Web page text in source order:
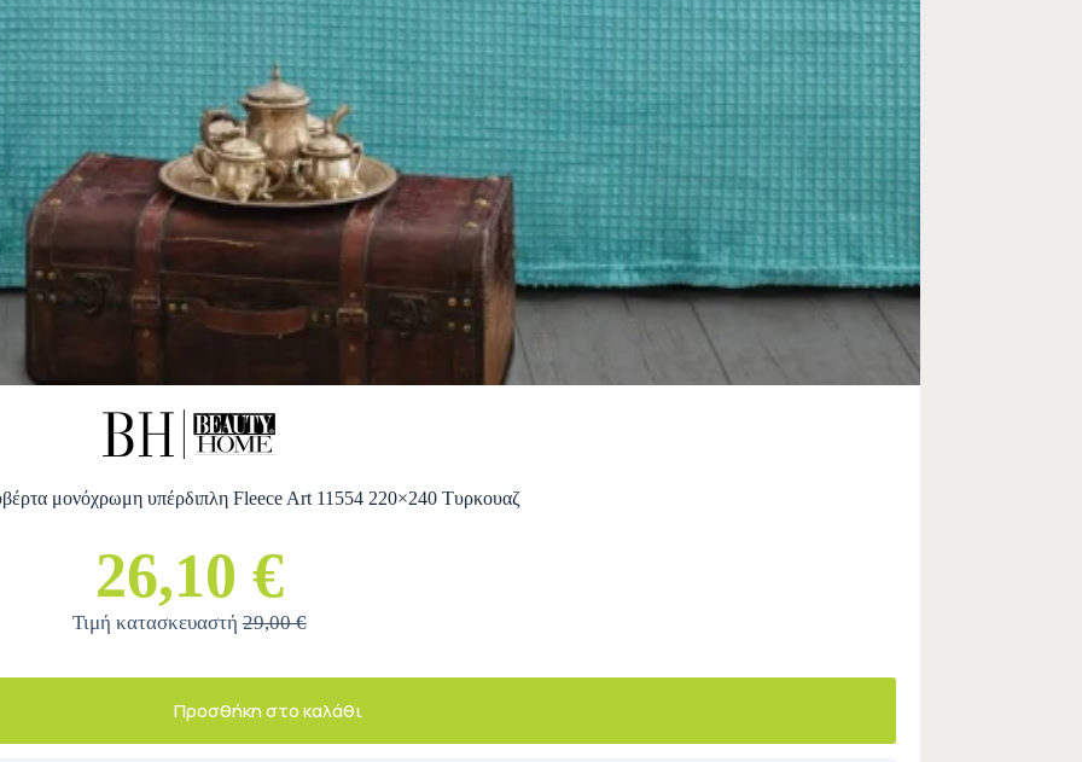
μονόχρωμη υπέρδιπλη Fleece Art 11554 220×240 Τυρκουαζ
26,10 €
Τιμή κατασκευαστή29,00 €
Προσθήκη στο καλάθι